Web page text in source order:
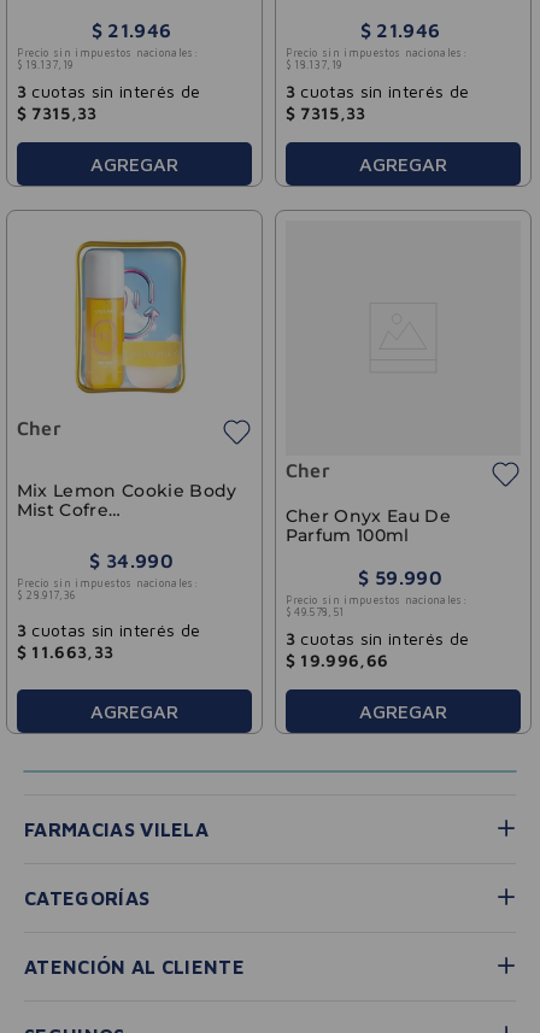
$ 21.946
Precio sin impuestos nacionales:
$ 18 137 19
3 cuotas sin interés de
$ 7315 33
AGREGAR
$ 21.946
Precio sin impuestos nacionales:
$ 18 137 19
3 cuotas sin interés de
$ 7315 33
AGREGAR
Cher
Mix Lemon Cookie Body
Mist Cofre
Cher 135ml
$ 34.990
Precio sin impuestos nacionales:
$ 28 .917, 36
3 cuotas sin interés de
$ 11.663 33
AGREGAR
Cher
Cher Onyx Eau De
Parfum 100ml
$ 59.990
Precio sin impuestos nacionales:
$ 49.578 , 51
3 cuotas sin interés de
$ 19.996 66
AGREGAR
FARMACIAS VILELA
CATEGORÍAS
ATENCIÓN AL CLIENTE